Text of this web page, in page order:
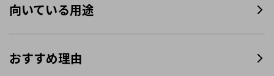
向いている用途
おすすめ理由